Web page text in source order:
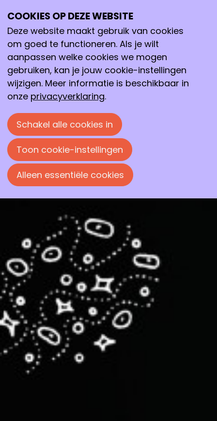
Van stugge, harde machines naar zachte,
slimmere robots met chemie. Dat is waar het
onderzoek van Michael Lerch en zijn groep zich op
richt.
Frans Koeman
21 april 2026 om 09:30
COOKIES OP DEZE WEBSITE
Deze website maakt gebruik van cookies
om goed te functioneren. Als je wilt
aanpassen welke cookies we mogen
gebruiken, kan je jouw cookie-instellingen
wijzigen. Meer informatie is beschikbaar in
onze privacyverklaring.
Schakel alle cookies in
Toon cookie-instellingen
Alleen essentiële cookies